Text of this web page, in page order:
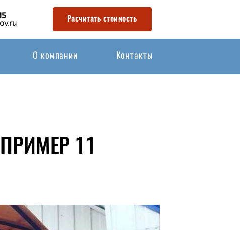
Расчитать стоимость
О компании Контакты
11